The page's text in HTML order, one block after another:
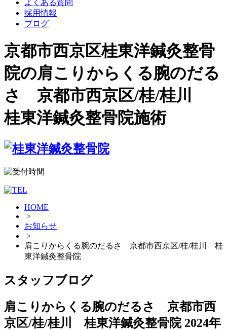
よくある質問
採用情報
ブログ
京都市西京区桂東洋鍼灸整骨
院の肩こりからくる腕のだる
さ 京都市西京区/桂/桂川
桂東洋鍼灸整骨院施術
HOME
>
お知らせ
>
肩こりからくる腕のだるさ 京都市西京区/桂/桂川 桂
東洋鍼灸整骨院
スタッフブログ
肩こりからくる腕のだるさ 京都市西
京区/桂/桂川 桂東洋鍼灸整骨院 2024年